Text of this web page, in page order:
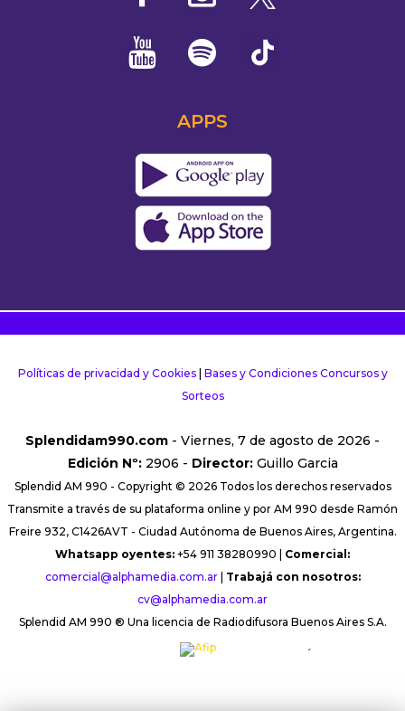
APPS
Políticas de privacidad y Cookies| Bases y Condiciones Concursos y
Sorteos
Splendidam990.com - Viernes, 7 de agosto de 2026 -
Edición Nº:2906 - Director:Guillo Garcia
Splendid AM 990 - Copyright © 2026 Todos los derechos reservados
Transmite a través de su plataforma online y por AM 990 desde Ramón
Freire 932, C1426AVT - Ciudad Autónoma de Buenos Aires, Argentina.
Whatsapp oyentes: +54 911 38280990 | Comercial:
comercial@alphamedia.com.ar| Trabajá con nosotros:
cv@alphamedia.com.ar
Splendid AM 990 ® Una licencia de Radiodifusora Buenos Aires S.A.
´